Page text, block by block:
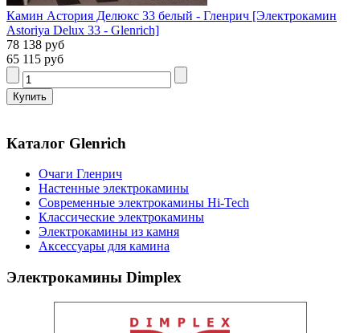
Камин Астория Делюкс 33 белый - Гленрич [Электрокамин
Astoriya Delux 33 - Glenrich]
78 138 руб
65 115 руб
Каталог Glenrich
Очаги Гленрич
Настенные электрокамины
Современные электрокамины Hi-Tech
Классические электрокамины
Электрокамины из камня
Аксессуары для камина
Электрокамины Dimplex